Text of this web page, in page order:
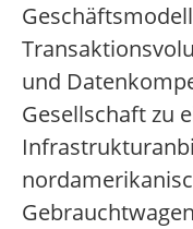
und
Gesellschaft zu